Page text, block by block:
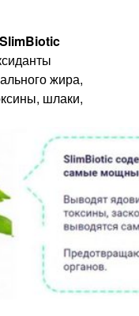
SlimBiotic
жира,
шлаки,